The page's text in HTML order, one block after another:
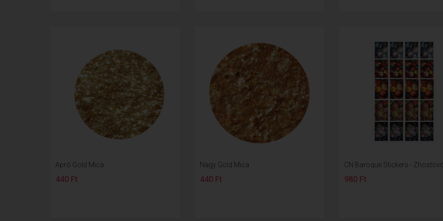
Apró Gold Mica
440 Ft
Nagy Gold Mica
440 Ft
CN Baroque Stickers -
980 Ft